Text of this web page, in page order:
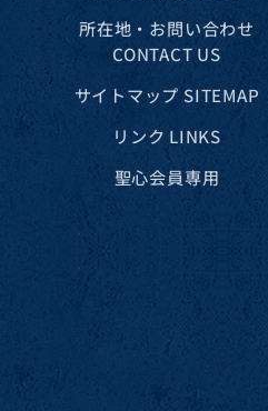
所在地・お問い合わせ
CONTACT US
サイトマップ SITEMAP
リンク LINKS
聖心会員専用